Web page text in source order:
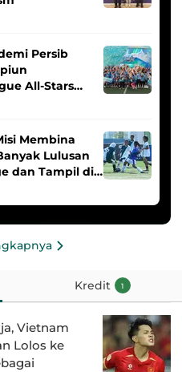
Persib
All-Stars
Membina
Lulusan
dan Tampil di
Kredit 1
Vietnam
Lolos ke